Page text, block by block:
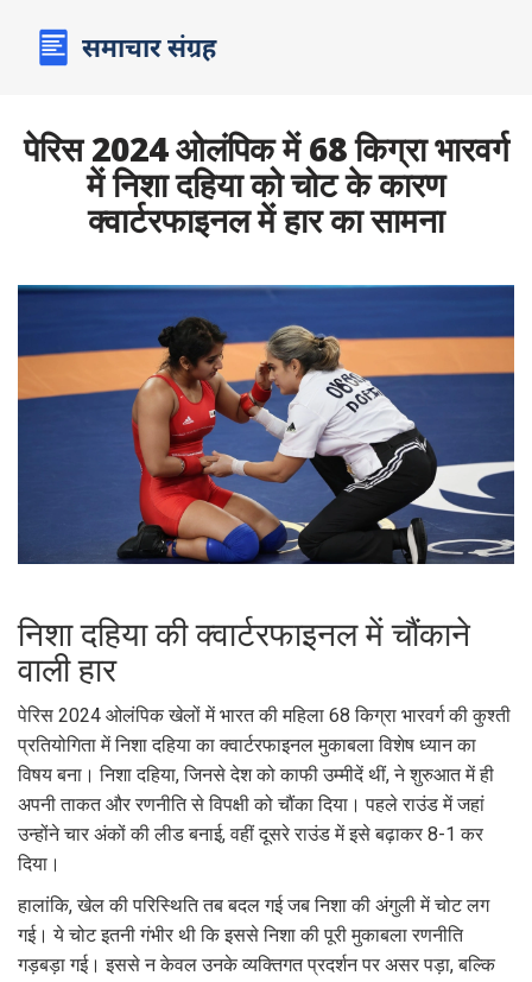
पेरिस 2024 ओलंपिक में 68 किग्रा भारवर्ग
में निशा दहिया को चोट के कारण
क्वार्टरफाइनल में हार का सामना
निशा दहिया की क्वार्टरफाइनल में चौंकाने
वाली हार
पेरिस 2024 ओलंपिक खेलों में भारत की महिला 68 किग्रा भारवर्ग की कुश्ती
प्रतियोगिता में निशा दहिया का क्वार्टरफाइनल मुकाबला विशेष ध्यान का
विषय बना। निशा दहिया, जिनसे देश को काफी उम्मीदें थीं, ने शुरुआत में ही
अपनी ताकत और रणनीति से विपक्षी को चौंका दिया। पहले राउंड में जहां
उन्होंने चार अंकों की लीड बनाई, वहीं दूसरे राउंड में इसे बढ़ाकर 8-1 कर
दिया।
हालांकि, खेल की परिस्थिति तब बदल गई जब निशा की अंगुली में चोट लग
गई। ये चोट इतनी गंभीर थी कि इससे निशा की पूरी मुकाबला रणनीति
गड़बड़ा गई। इससे न केवल उनके व्यक्तिगत प्रदर्शन पर असर पड़ा, बल्कि